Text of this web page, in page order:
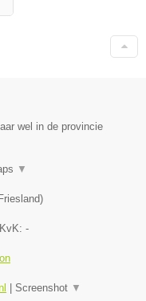
wel in de provincie
▼
Friesland)
-
Screenshot ▼